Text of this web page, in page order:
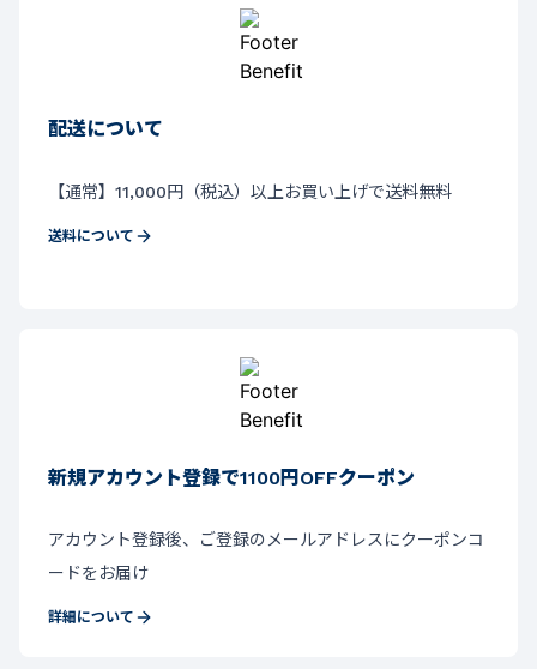
配送について
【通常】11,000円（税込）以上お買い上げで送料無料
送料について
新規アカウント登録で1100円OFFクーポン
アカウント登録後、ご登録のメールアドレスにクーポンコ
ードをお届け
詳細について